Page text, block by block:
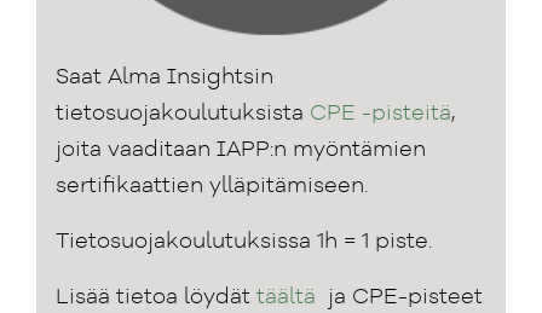
Saat Alma Insightsin
tietosuojakoulutuksista CPE -pisteitä,
joita vaaditaan IAPP:n myöntämien
sertifikaattien ylläpitämiseen.
Tietosuojakoulutuksissa 1h = 1 piste.
Lisää tietoa löydät täältä ja CPE-pisteet